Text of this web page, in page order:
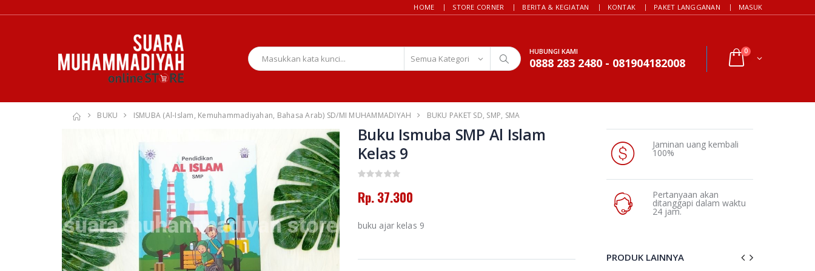
HOME STORE CORNER BERITA & KEGIATAN KONTAK PAKET LANGGANAN MASUK
HUBUNGI KAMI
0888 283 2480 - 081904182008
0
BUKU ISMUBA (Al-Islam, Kemuhammadiyahan, Bahasa Arab) SD/MI MUHAMMADIYAH BUKU PAKET SD, SMP, SMA
Buku Ismuba SMP Al Islam
Kelas 9
Rp. 37.300
buku ajar kelas 9
Jaminan uang kembali
100%
Pertanyaan akan
ditanggapi dalam waktu
24 jam.
PRODUK LAINNYA